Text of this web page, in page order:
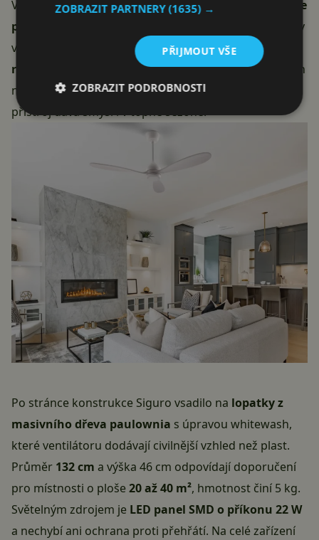
Ventilátor pracuje ve dvou režimech – kromě
simulace
přirozeného proudění
, jež obměňuje rychlost tak, aby
vánek působil přirozeněji, nabízí ireverzní (zimní)
režim
. Ten otáčí lopatky opačně a stahuje teplý vzduch
nahromaděný u stropu zpět dolů do místnosti, takže
přístroj dává smysl i v topné sezóně.
Po stránce konstrukce Siguro vsadilo na lopatky z
masivního dřeva paulownia s úpravou whitewash,
které ventilátoru dodávají civilnější vzhled než plast.
Průměr 132 cm a výška 46 cm odpovídají doporučení
pro místnosti o ploše20 až 40 m², hmotnost činí 5 kg.
Světelným zdrojem je LED panel SMD o příkonu 22 W
a nechybí ani ochrana proti přehřátí. Na celé zařízení
ZOBRAZIT PARTNERY(1635) →
PŘIJMOUT VŠE
ZOBRAZIT PODROBNOSTI